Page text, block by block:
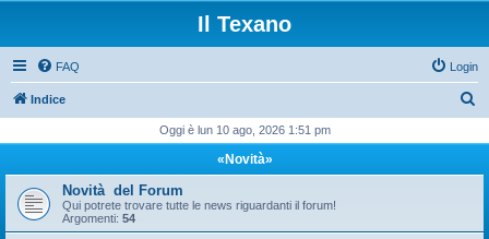
Il Texano
FAQ Login
Indice
c
Oggi è lun 10 ago, 2026 1:51 pm
«Novità»
Novità del Forum
Qui potrete trovare tutte le news riguardanti il forum!
Argomenti: 54